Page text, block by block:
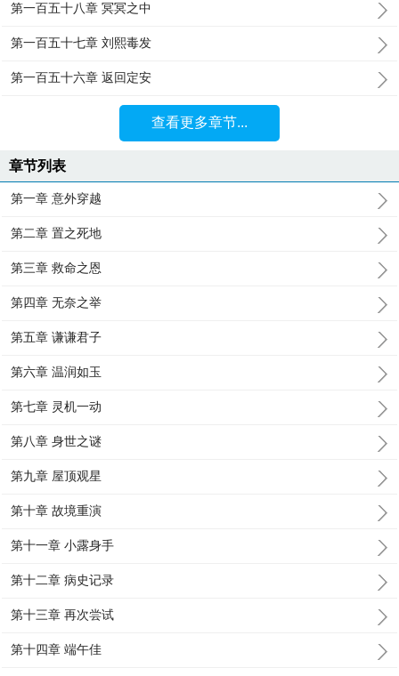
第一百五十八章 冥冥之中
第一百五十七章 刘熙毒发
第一百五十六章 返回定安
查看更多章节...
章节列表
第一章 意外穿越
第二章 置之死地
第三章 救命之恩
第四章 无奈之举
第五章 谦谦君子
第六章 温润如玉
第七章 灵机一动
第八章 身世之谜
第九章 屋顶观星
第十章 故境重演
第十一章 小露身手
第十二章 病史记录
第十三章 再次尝试
第十四章 端午佳